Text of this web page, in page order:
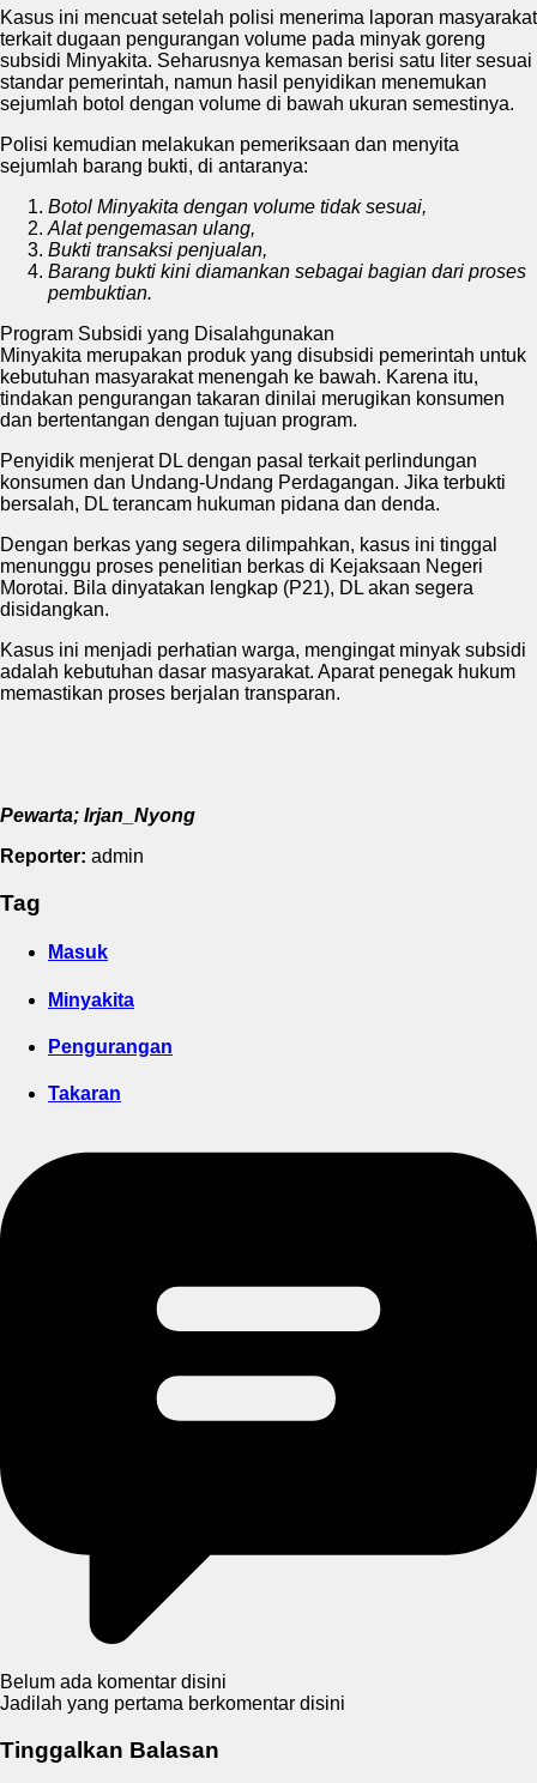
Kasus ini mencuat setelah polisi menerima laporan masyarakat
terkait dugaan pengurangan volume pada minyak goreng
subsidi Minyakita. Seharusnya kemasan berisi satu liter sesuai
standar pemerintah, namun hasil penyidikan menemukan
sejumlah botol dengan volume di bawah ukuran semestinya.
Polisi kemudian melakukan pemeriksaan dan menyita
sejumlah barang bukti, di antaranya:
Botol Minyakita dengan volume tidak sesuai,
Alat pengemasan ulang,
Bukti transaksi penjualan,
Barang bukti kini diamankan sebagai bagian dari proses
pembuktian.
Program Subsidi yang Disalahgunakan
Minyakita merupakan produk yang disubsidi pemerintah untuk
kebutuhan masyarakat menengah ke bawah. Karena itu,
tindakan pengurangan takaran dinilai merugikan konsumen
dan bertentangan dengan tujuan program.
Penyidik menjerat DL dengan pasal terkait perlindungan
konsumen dan Undang-Undang Perdagangan. Jika terbukti
bersalah, DL terancam hukuman pidana dan denda.
Dengan berkas yang segera dilimpahkan, kasus ini tinggal
menunggu proses penelitian berkas di Kejaksaan Negeri
Morotai. Bila dinyatakan lengkap (P21), DL akan segera
disidangkan.
Kasus ini menjadi perhatian warga, mengingat minyak subsidi
adalah kebutuhan dasar masyarakat. Aparat penegak hukum
memastikan proses berjalan transparan.
Pewarta; Irjan_Nyong
Reporter: admin
Tag
Masuk
Minyakita
Pengurangan
Takaran
Belum ada komentar disini
Jadilah yang pertama berkomentar disini
Tinggalkan Balasan